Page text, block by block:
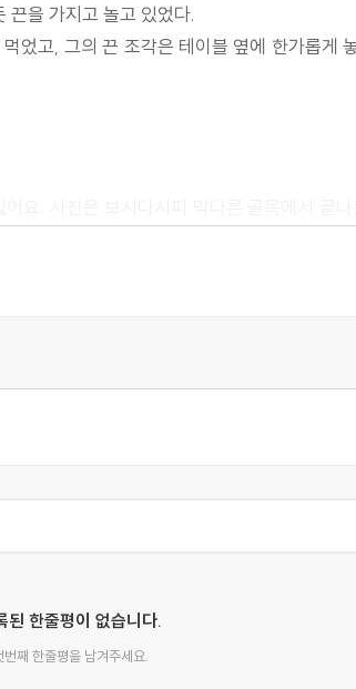
끈을 가지고 놀고 있었다.
었고, 그의 끈 조각은 테이블 옆에 한가롭게
요. 사진은 보시다시피 막다른 골목에서 끝
잠시 서 있게 되었습니다. 그리고 앞서 관
던 사람에게 몸을 던졌습니다. 그리고 두 사
해요."
수수께끼의 혼합체이다."
된 한줄평이 없습니다.
번째 한줄평을 남겨주세요.